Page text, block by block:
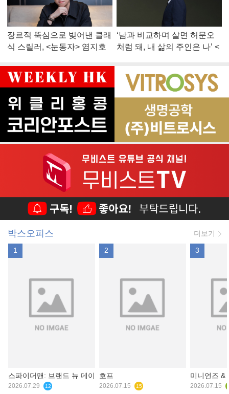
장르적 뚝심으로 빚어낸 클래
식 스릴러, <눈동자> 염지호
‘남과 비교하며 살면 허문오
처럼 돼, 내 삶의 주인은 나’ <
박스오피스 더보기
1
스파이더맨: 브랜드 뉴 데이
2026.07.29 12
2
호프
2026.07.15 15
3
미니언즈 &
2026.07.15